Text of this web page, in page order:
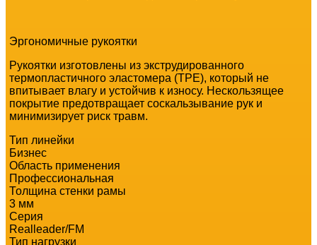
Эргономичные рукоятки
Рукоятки изготовлены из экструдированного
термопластичного эластомера (TPE), который не
впитывает влагу и устойчив к износу. Нескользящее
покрытие предотвращает соскальзывание рук и
минимизирует риск травм.
Тип линейки
Бизнес
Область применения
Профессиональная
Толщина стенки рамы
3 мм
Серия
Realleader/FM
Тип нагрузки